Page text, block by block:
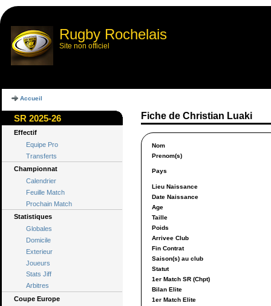
Rugby Rochelais
Site non officiel
Accueil
SR 2025-26
Effectif
Equipe Pro
Transferts
Championnat
Calendrier
Feuille Match
Prochain Match
Statistiques
Globales
Domicile
Exterieur
Joueurs
Stats Jiff
Arbitres
Coupe Europe
Fiche de Christian Luaki
Nom
Prenom(s)
Pays
Lieu Naissance
Date Naissance
Age
Taille
Poids
Arrivee Club
Fin Contrat
Saison(s) au club
Statut
1er Match SR (Chpt)
Bilan Elite
1er Match Elite